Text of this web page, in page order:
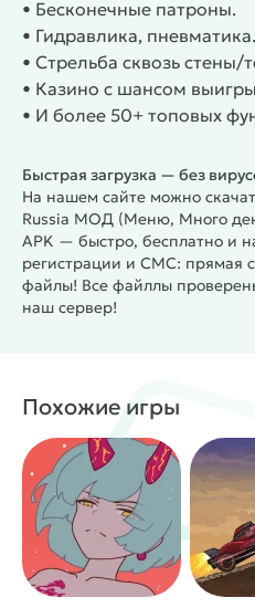
• Бесконечные патроны.
• Гидравлика, пневматика.
• Стрельба сквозь стены/
• Казино с шансом
• И более 50+ топовых
Быстрая загрузка — без
На нашем сайте можно
Russia МОД (Меню, Много
APK — быстро, бесплатно и
регистрации и СМС: прямая
файлы! Все файллы
наш сервер!
Похожие игры